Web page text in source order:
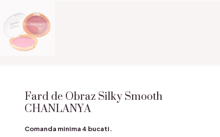
Fard de Obraz Silky Smooth
CHANLANYA
Comanda minima 4 bucati.